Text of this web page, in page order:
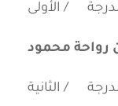
/ الأولى
رواحة محمود
/ الثانية